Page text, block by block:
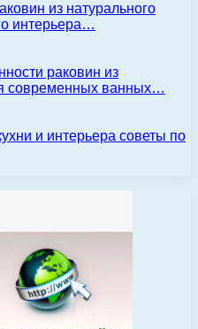
из натурального
интерьера…
раковин из
современных ванных…
и интерьера советы по